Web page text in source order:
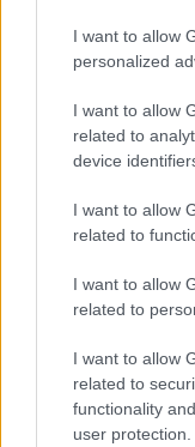
I want to allow
personalized
I want to allow
related to
device
I want to allow
related to
I want to allow
related to
I want to allow
related to
functionality
user protection.
LIFESTYLE
Scopri Rocca San
mare e storia